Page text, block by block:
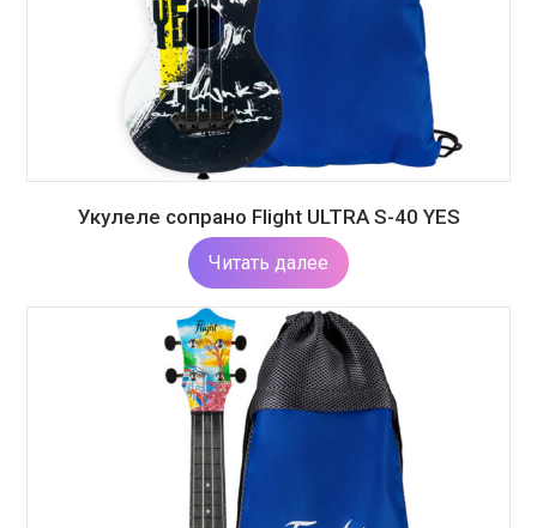
Укулеле сопрано Flight ULTRA S-40 YES
Читать далее